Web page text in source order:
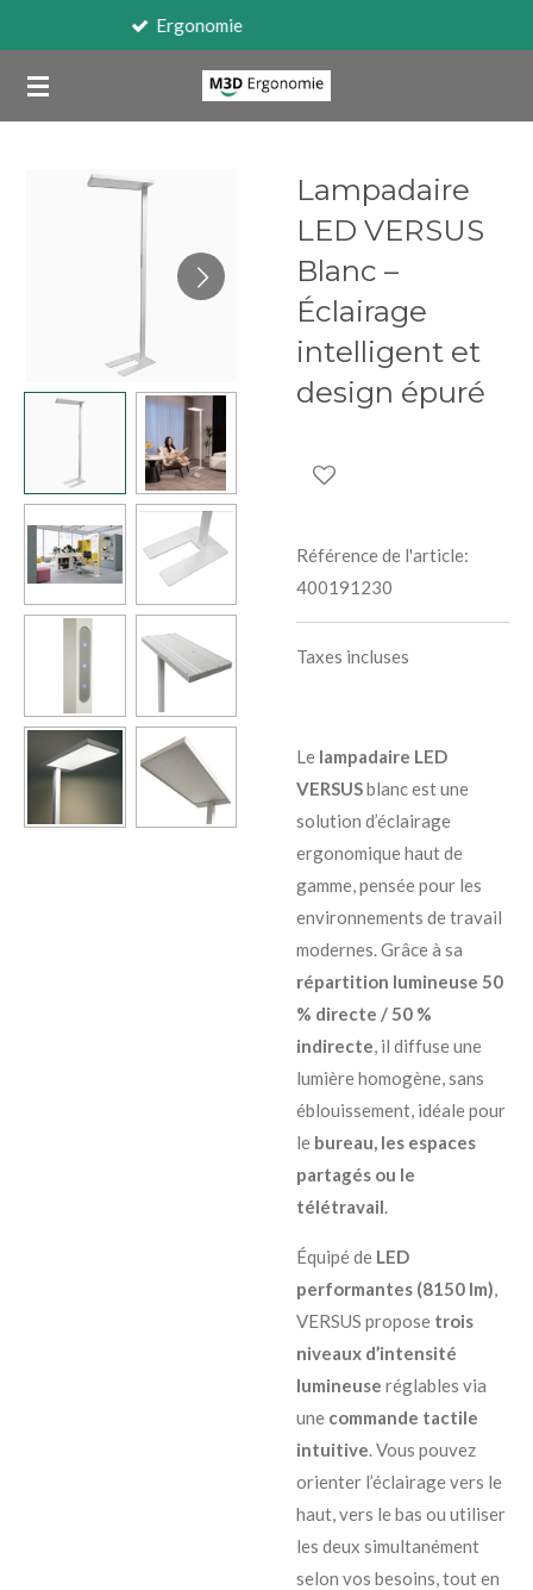
contenu
principal
Lampadaire
LED VERSUS
Blanc –
Éclairage
intelligent et
design épuré
Référence de l'article:
400191230
Taxes incluses
Le lampadaire LED
VERSUSblanc est une
solution d’éclairage
ergonomique haut de
gamme, pensée pour les
environnements de travail
modernes. Grâce à sa
répartition lumineuse 50
% directe / 50 %
indirecte, il diffuse une
lumière homogène, sans
éblouissement, idéale pour
le bureau, les espaces
partagés ou le
télétravail.
Équipé de LED
performantes (8150 lm),
VERSUS propose trois
niveaux d’intensité
lumineuse réglables via
une commande tactile
intuitive. Vous pouvez
orienter l’éclairage vers le
haut, vers le bas ou utiliser
les deux simultanément
selon vos besoins, tout en